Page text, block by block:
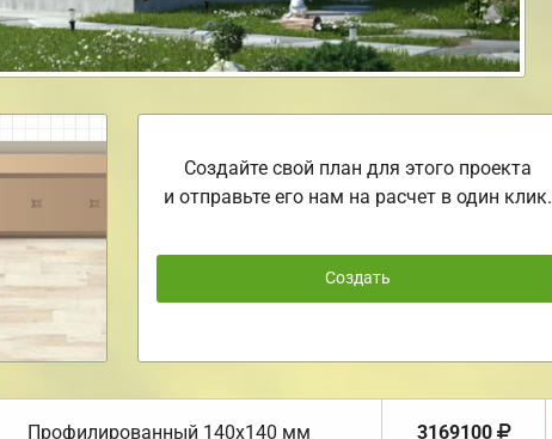
Создайте свой план для этого проекта
и отправьте его нам на расчет в один клик.
Создать
Профилированный 140х140 мм 3169100